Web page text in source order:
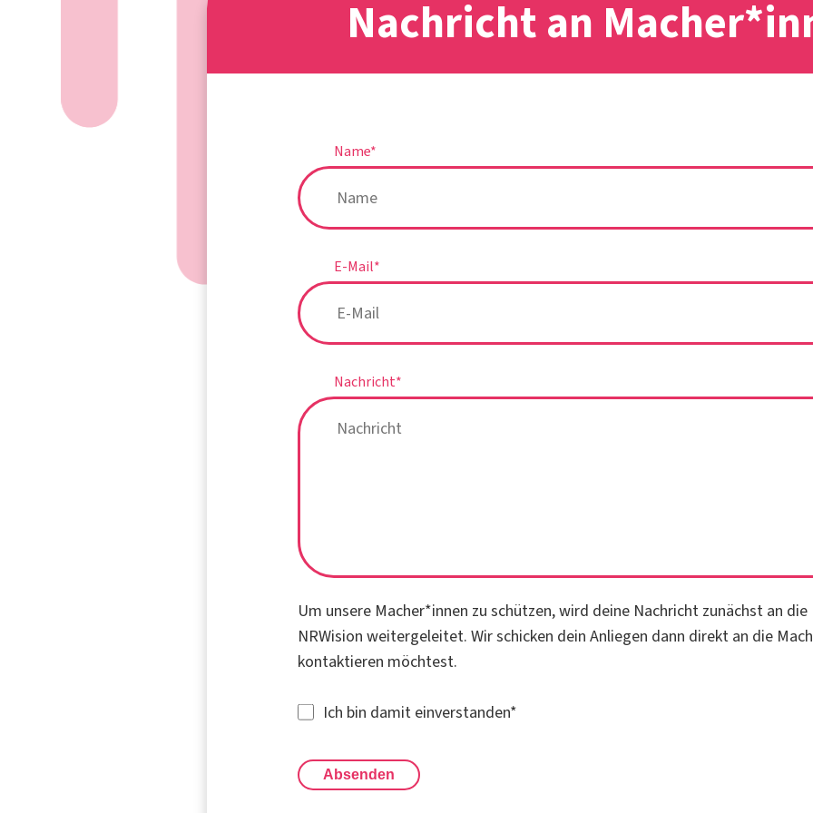
Nachricht an
Name*
E-Mail*
Nachricht*
Um unsere Macher*innen zu schützen, wird deine Nachricht zunächst an
NRWision weitergeleitet. Wir schicken dein Anliegen dann direkt an die
kontaktieren möchtest.
Ich bin damit einverstanden*
Absenden